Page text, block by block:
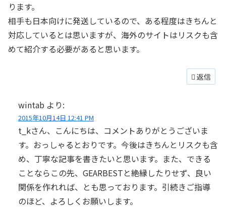
ります。
相手も日本向けに発送しているので、ある程度はきちんと
対応しているとは思いますが、海外のサイトはリスクも含
めて紹介する必要があると思います。
返信
wintab より:
2015年10月14日 12:41 PM
t_kさん、こんにちは、コメントありがとうございま
す。おっしゃるとおりです。今後はきちんとリスクも含
め、丁寧な記事を書きたいと思います。また、できる
ことならこの先、GEARBESTと絶縁したりせず、良い
関係を作れれば、とも思っております。引続きご指導
のほど、よろしくお願いします。